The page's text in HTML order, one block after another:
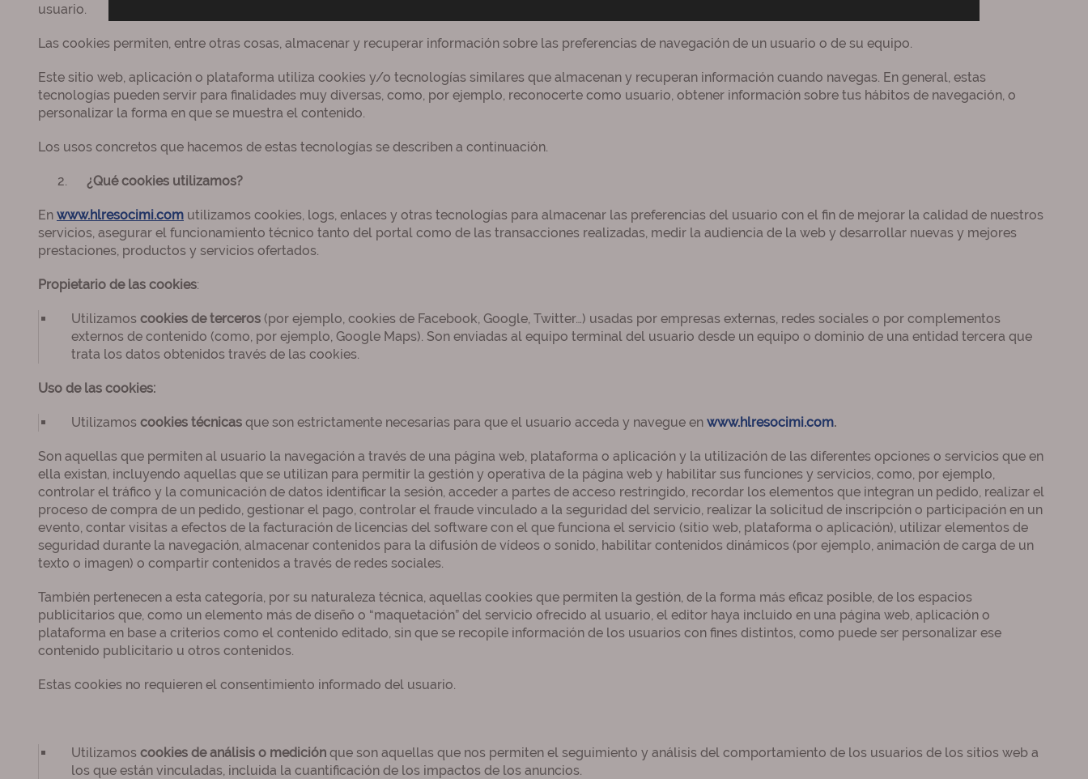
usuario.
Las cookies permiten, entre otras cosas, almacenar y recuperar información sobre las preferencias de navegación de un usuario o de su equipo.
Este sitio web, aplicación o plataforma utiliza cookies y/o tecnologías similares que almacenan y recuperan información cuando navegas. En general, estas
tecnologías pueden servir para finalidades muy diversas, como, por ejemplo, reconocerte como usuario, obtener información sobre tus hábitos de navegación, o
personalizar la forma en que se muestra el contenido.
Los usos concretos que hacemos de estas tecnologías se describen a continuación.
¿Qué cookies utilizamos?
En www.hlresocimi.com utilizamos cookies, logs, enlaces y otras tecnologías para almacenar las preferencias del usuario con el fin de mejorar la calidad de nuestros
servicios, asegurar el funcionamiento técnico tanto del portal como de las transacciones realizadas, medir la audiencia de la web y desarrollar nuevas y mejores
prestaciones, productos y servicios ofertados.
Propietario de las cookies:
Utilizamos cookies de terceros (por ejemplo, cookies de Facebook, Google, Twitter…) usadas por empresas externas, redes sociales o por complementos
externos de contenido (como, por ejemplo, Google Maps). Son enviadas al equipo terminal del usuario desde un equipo o dominio de una entidad tercera que
trata los datos obtenidos través de las cookies.
Uso de las cookies:
Utilizamos cookies técnicas que son estrictamente necesarias para que el usuario acceda y navegue en www.hlresocimi.com.
Son aquellas que permiten al usuario la navegación a través de una página web, plataforma o aplicación y la utilización de las diferentes opciones o servicios que en
ella existan, incluyendo aquellas que se utilizan para permitir la gestión y operativa de la página web y habilitar sus funciones y servicios, como, por ejemplo,
controlar el tráfico y la comunicación de datos identificar la sesión, acceder a partes de acceso restringido, recordar los elementos que integran un pedido, realizar el
proceso de compra de un pedido, gestionar el pago, controlar el fraude vinculado a la seguridad del servicio, realizar la solicitud de inscripción o participación en un
evento, contar visitas a efectos de la facturación de licencias del software con el que funciona el servicio (sitio web, plataforma o aplicación), utilizar elementos de
seguridad durante la navegación, almacenar contenidos para la difusión de vídeos o sonido, habilitar contenidos dinámicos (por ejemplo, animación de carga de un
texto o imagen) o compartir contenidos a través de redes sociales.
También pertenecen a esta categoría, por su naturaleza técnica, aquellas cookies que permiten la gestión, de la forma más eficaz posible, de los espacios
publicitarios que, como un elemento más de diseño o “maquetación” del servicio ofrecido al usuario, el editor haya incluido en una página web, aplicación o
plataforma en base a criterios como el contenido editado, sin que se recopile información de los usuarios con fines distintos, como puede ser personalizar ese
contenido publicitario u otros contenidos.
Estas cookies no requieren el consentimiento informado del usuario.
Utilizamos cookies de análisis o medición que son aquellas que nos permiten el seguimiento y análisis del comportamiento de los usuarios de los sitios web a
los que están vinculadas, incluida la cuantificación de los impactos de los anuncios.